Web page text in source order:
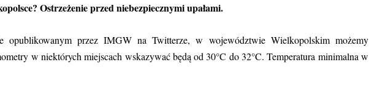
Ostrzeżenie przed niebezpiecznymi upałami.
opublikowanym przez IMGW na Twitterze, w województwie Wielkopolskim możemy
w niektórych miejscach wskazywać będą od 30°C do 32°C. Temperatura minimalna w